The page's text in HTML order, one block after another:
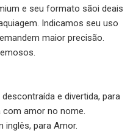
e seu formato sãoi deais
Indicamos seu uso
maior precisão.
e divertida, para
com amor no nome.
inglês, para Amor.